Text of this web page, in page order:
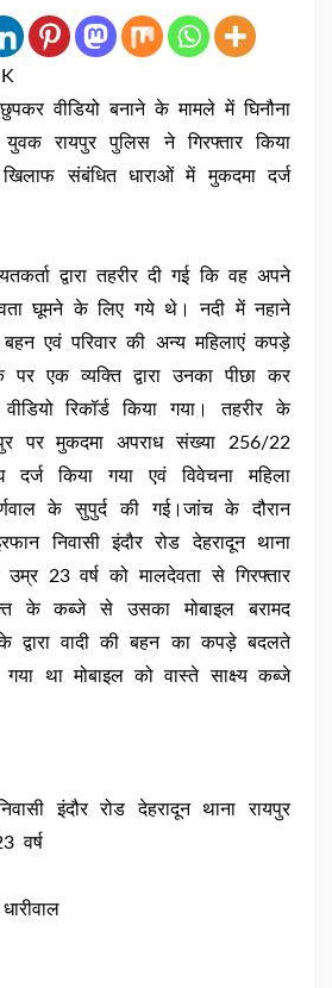
वीडियो बनाने के मामले में घिनौना
रायपुर पुलिस ने गिरफ्तार किया
संबंधित धाराओं में मुकदमा दर्ज
द्वारा तहरीर दी गई कि वह अपने
घूमने के लिए गये थे। नदी में नहाने
एवं परिवार की अन्य महिलाएं कपड़े
एक व्यक्ति द्वारा उनका पीछा कर
रिकॉर्ड किया गया। तहरीर के
पर मुकदमा अपराध संख्या 256/22
किया गया एवं विवेचना महिला
के सुपुर्द की गई।जांच के दौरान
निवासी इंदौर रोड देहरादून थाना
उम्र 23 वर्ष को मालदेवता से गिरफ्तार
के कब्जे से उसका मोबाइल बरामद
द्वारा वादी की बहन का कपड़े बदलते
गया था मोबाइल को वास्ते साक्ष्य कब्जे
इंदौर रोड देहरादून थाना रायपुर
वर्ष